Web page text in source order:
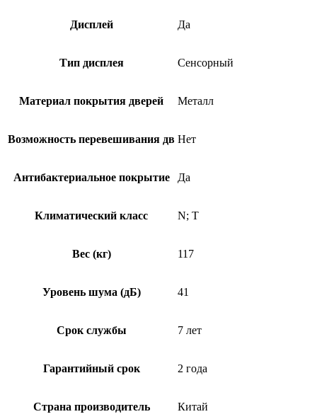
Дисплей Да
Тип дисплея Сенсорный
Материал покрытия дверей Металл
Возможность перевешивания дв Нет
Антибактериальное покрытие Да
Климатический класс N; T
Вес (кг) 117
Уровень шума (дБ) 41
Срок службы 7 лет
Гарантийный срок 2 года
Страна производитель Китай